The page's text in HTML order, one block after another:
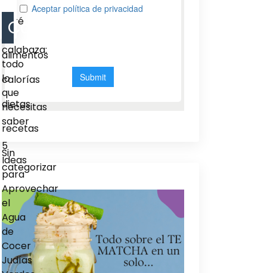
puré
de
calabaza:
todo
lo
que
necesitas
saber
5
Ideas
para
Aprovechar
el
Agua
de
Cocer
Judías
Categorias
alimentos
calorías
dietas
recetas
Sin
categorizar